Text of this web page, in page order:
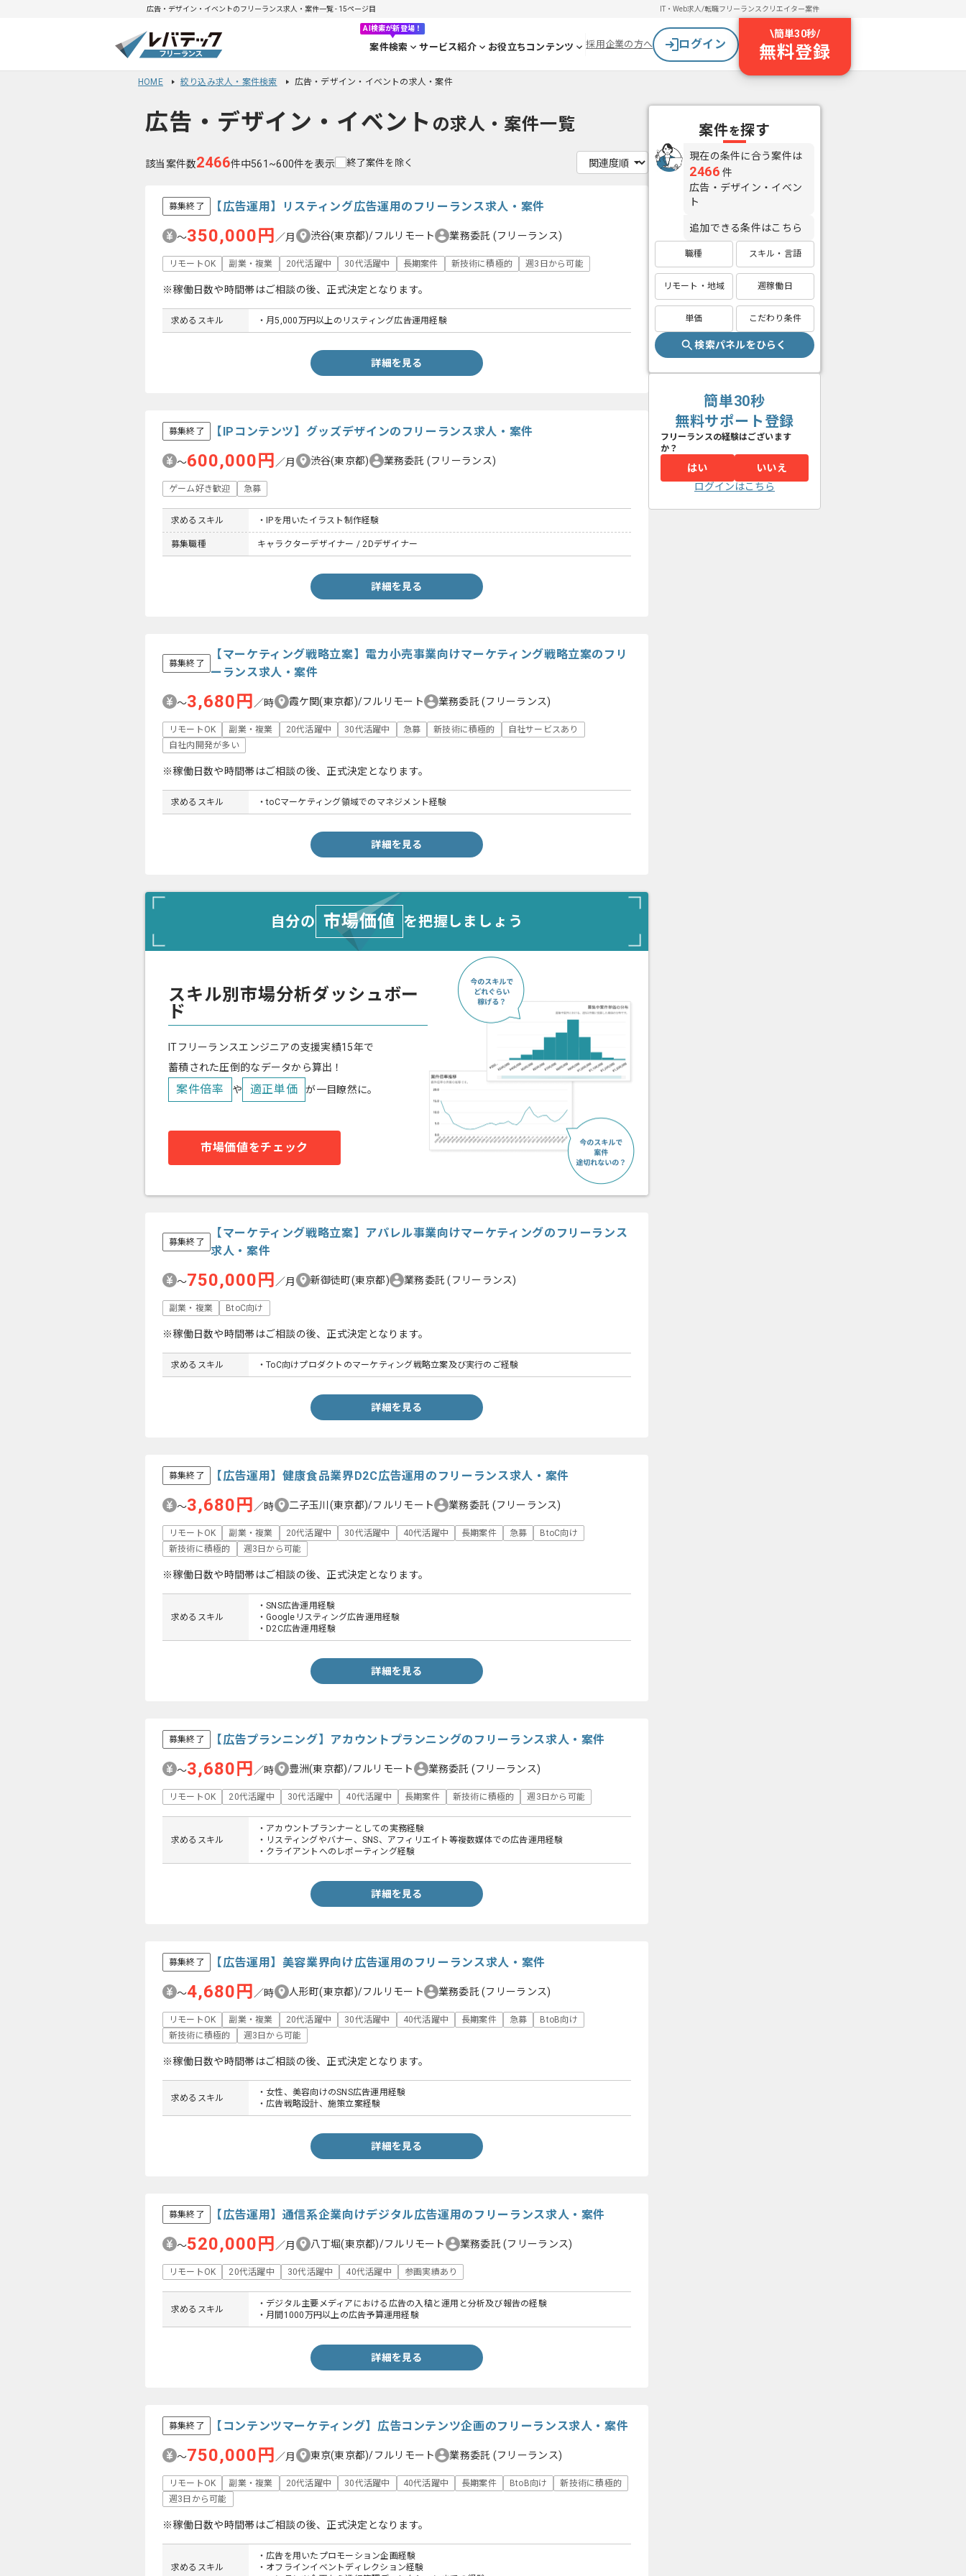
広告・デザイン・イベントのフリーランス求人・案件一覧 - 15ページ目 IT・Web求人/転職フリーランスクリエイター案件
AI検索が新登場！
案件検索 サービス紹介 お役立ちコンテンツ 採用企業の方へ ログイン
\簡単30秒/
無料登録
HOME 絞り込み求人・案件検索 広告・デザイン・イベントの求人・案件
広告・デザイン・イベント の求人・案件一覧
該当案件数2466件中561~600件を表示 終了案件を除く
募集終了 【広告運用】リスティング広告運用のフリーランス求人・案件
〜350,000円 ／月 渋谷(東京都)/フルリモート 業務委託 (フリーランス)
リモートOK 副業・複業 20代活躍中 30代活躍中 長期案件 新技術に積極的 週3日から可能
※稼働日数や時間帯はご相談の後、正式決定となります。
求めるスキル ・月5,000万円以上のリスティング広告運用経験
詳細を見る
募集終了 【IPコンテンツ】グッズデザインのフリーランス求人・案件
〜600,000円 ／月 渋谷(東京都) 業務委託 (フリーランス)
ゲーム好き歓迎 急募
求めるスキル ・IPを用いたイラスト制作経験
募集職種 キャラクターデザイナー / 2Dデザイナー
詳細を見る
募集終了
【マーケティング戦略立案】電力小売事業向けマーケティング戦略立案のフリ
ーランス求人・案件
〜3,680円／時 霞ケ関(東京都)/フルリモート 業務委託(フリーランス)
リモートOK 副業・複業 20代活躍中 30代活躍中 急募 新技術に積極的
自社サービスあり
自社内開発が多い
※稼働日数や時間帯はご相談の後、正式決定となります。
求めるスキル ・toCマーケティング領域でのマネジメント経験
詳細を見る
自分の 市場価値 を把握しましょう
スキル別市場分析ダッシュボー
ド
ITフリーランスエンジニアの支援実績15年で
蓄積された圧倒的なデータから算出！
案件倍率 や 適正単価 が一目瞭然に。
市場価値をチェック
募集終了
【マーケティング戦略立案】アパレル事業向けマーケティングのフリーランス
求人・案件
〜750,000円 ／月 新御徒町(東京都) 業務委託(フリーランス)
副業・複業 BtoC向け
※稼働日数や時間帯はご相談の後、正式決定となります。
求めるスキル ・ToC向けプロダクトのマーケティング戦略立案及び実行のご経験
詳細を見る
募集終了 【広告運用】健康食品業界D2C広告運用のフリーランス求人・案件
〜3,680円／時 二子玉川(東京都)/フルリモート 業務委託 (フリーランス)
リモートOK 副業・複業 20代活躍中 30代活躍中 40代活躍中 長期案件 急募
BtoC向け
新技術に積極的
週3日から可能
※稼働日数や時間帯はご相談の後、正式決定となります。
求めるスキル
・SNS広告運用経験
・Googleリスティング広告運用経験
・D2C広告運用経験
詳細を見る
募集終了 【広告プランニング】アカウントプランニングのフリーランス求人・案件
〜3,680円／時 豊洲(東京都)/フルリモート 業務委託 (フリーランス)
リモートOK 20代活躍中 30代活躍中 40代活躍中 長期案件 新技術に積極的 週3日から可能
求めるスキル
・アカウントプランナーとしての実務経験
・リスティングやバナー、SNS、アフィリエイト等複数媒体での広告運用経験
・クライアントへのレポーティング経験
詳細を見る
募集終了 【広告運用】美容業界向け広告運用のフリーランス求人・案件
〜4,680円／時 人形町(東京都)/フルリモート 業務委託(フリーランス)
リモートOK 副業・複業 20代活躍中 30代活躍中 40代活躍中 長期案件 急募
BtoB向け
新技術に積極的
週3日から可能
※稼働日数や時間帯はご相談の後、正式決定となります。
求めるスキル
・女性、美容向けのSNS広告運用経験
・広告戦略設計、施策立案経験
詳細を見る
募集終了 【広告運用】通信系企業向けデジタル広告運用のフリーランス求人・案件
〜520,000円 ／月 八丁堀(東京都)/フルリモート 業務委託(フリーランス)
リモートOK 20代活躍中 30代活躍中 40代活躍中 参画実績あり
求めるスキル
・デジタル主要メディアにおける広告の入稿と運用と分析及び報告の経験
・月間1000万円以上の広告予算運用経験
詳細を見る
募集終了 【コンテンツマーケティング】広告コンテンツ企画のフリーランス求人・案件
〜750,000円 ／月 東京(東京都)/フルリモート 業務委託 (フリーランス)
リモートOK 副業・複業 20代活躍中 30代活躍中 40代活躍中 長期案件 BtoB向け
新技術に積極的
週3日から可能
※稼働日数や時間帯はご相談の後、正式決定となります。
求めるスキル
・広告を用いたプロモーション企画経験
・オフラインイベントディレクション経験
案件を探す
現在の条件に合う案件は
2466 件
広告・デザイン・イベン
ト
追加できる条件はこちら
職種 スキル・言語
リモート・地域 週稼働日
単価 こだわり条件
検索パネルをひらく
簡単30秒
無料サポート登録
フリーランスの経験はございます
か？
はい
いいえ
ログインはこちら